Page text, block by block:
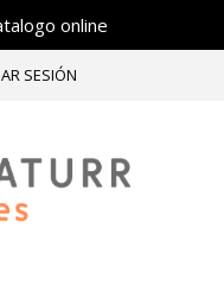
online
SESIÓN